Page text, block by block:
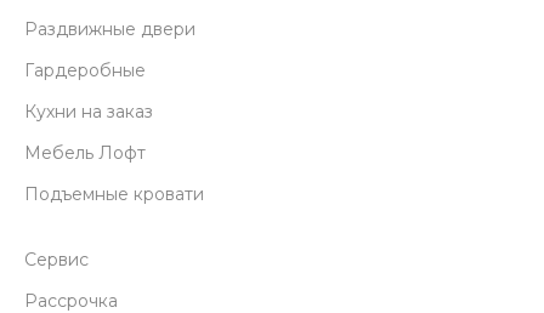
Раздвижные двери
Гардеробные
Кухни на заказ
Мебель Лофт
Подъемные кровати
Сервис
Рассрочка